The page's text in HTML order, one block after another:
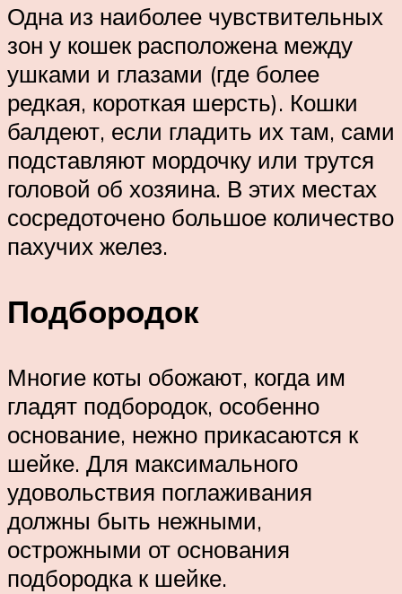
Одна из наиболее чувствительных
зон у кошек расположена между
ушками и глазами (где более
редкая, короткая шерсть). Кошки
балдеют, если гладить их там, сами
подставляют мордочку или трутся
головой об хозяина. В этих местах
сосредоточено большое количество
пахучих желез.
Подбородок
Многие коты обожают, когда им
гладят подбородок, особенно
основание, нежно прикасаются к
шейке. Для максимального
удовольствия поглаживания
должны быть нежными,
острожными от основания
подбородка к шейке.